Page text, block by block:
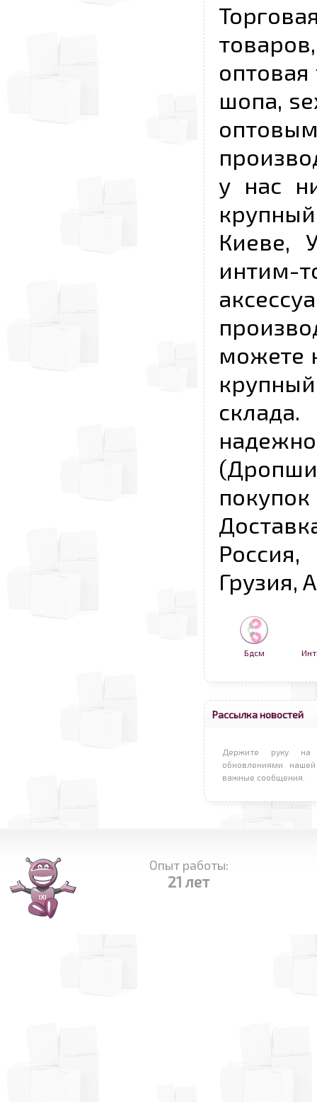
шопа,
у нас
Киеве,
можете
Грузия,
Бдсм
Рассылка новостей
Держите руку на
обновлениями
важные сообщения.
Опыт работы:
21 лет